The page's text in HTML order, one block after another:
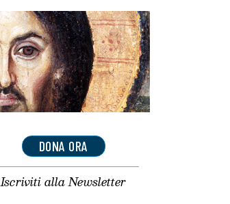
DONA ORA
Iscriviti allaNewsletter